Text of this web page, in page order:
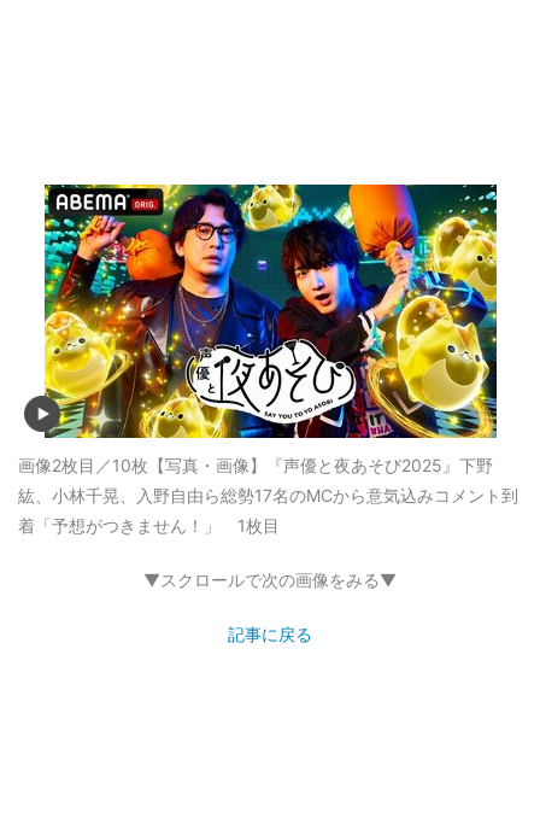
画像2枚目／10枚 【写真・画像】『声優と夜あそび2025』下野
紘、小林千晃、入野自由ら総勢17名のMCから意気込みコメント到
着「予想がつきません！」 1枚目
▼スクロールで次の画像をみる▼
記事に戻る